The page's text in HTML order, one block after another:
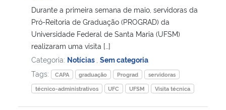
Durante a primeira semana de maio, servidoras da
Pró-Reitoria de Graduação (PROGRAD) da
Universidade Federal de Santa Maria (UFSM)
realizaram uma visita […]
Categoria: Notícias Sem categoria
Tags:
CAPA graduação Prograd
servidoras
técnico-administrativos
UFC UFSM Visita técnica